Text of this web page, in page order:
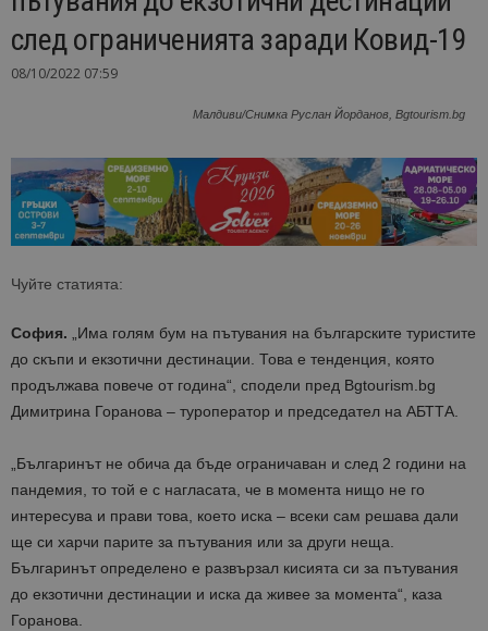
след ограниченията заради Ковид-19
08/10/2022 07:59
Малдиви/Снимка Руслан Йорданов, Bgtourism.bg
Чуйте статията:
София. „Има голям бум на пътувания на българските туристите
до скъпи и екзотични дестинации. Това е тенденция, която
продължава повече от година“, сподели пред Bgtourism.bg
Димитрина Горанова – туроператор и председател на АБТТА.
„Българинът не обича да бъде ограничаван и след 2 години на
пандемия, то той е с нагласата, че в момента нищо не го
интересува и прави това, което иска – всеки сам решава дали
ще си харчи парите за пътувания или за други неща.
Българинът определено е развързал кисията си за пътувания
до екзотични дестинации и иска да живее за момента“, каза
Горанова.